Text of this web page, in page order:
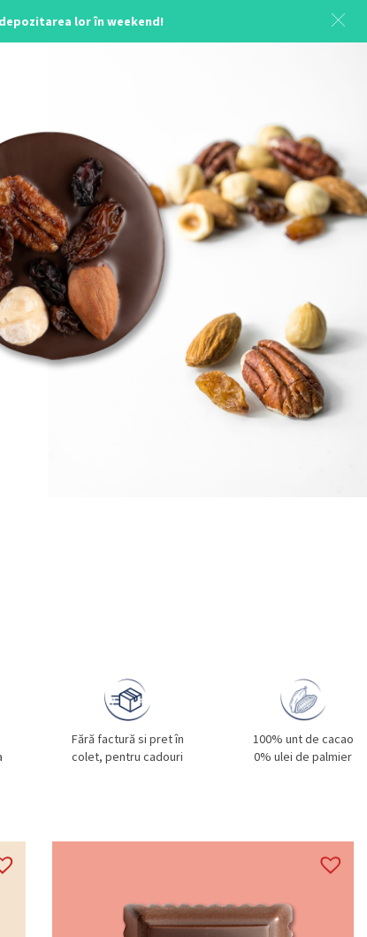
lor în weekend!
Fără factură si pret în
colet, pentru cadouri
100% unt de cacao
0% ulei de palmier